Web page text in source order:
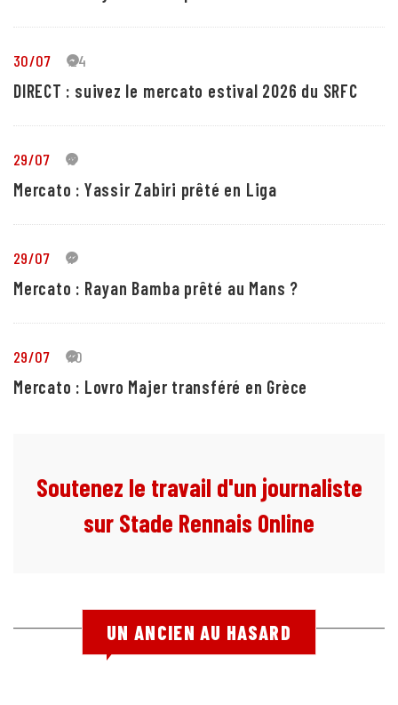
30/07 24
DIRECT : suivez le mercato estival 2026 du SRFC
29/07 5
Mercato : Yassir Zabiri prêté en Liga
29/07 1
Mercato : Rayan Bamba prêté au Mans ?
29/07 10
Mercato : Lovro Majer transféré en Grèce
Soutenez le travail d'un journaliste
sur Stade Rennais Online
UN ANCIEN AU HASARD